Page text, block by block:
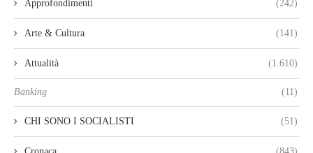
Approfondimenti (242)
Arte & Cultura (141)
Attualità (1.610)
Banking (11)
CHI SONO I SOCIALISTI (51)